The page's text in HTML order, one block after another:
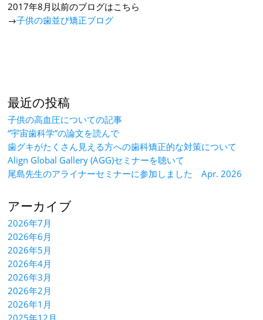
2017年8月以前のブログはこちら
→子供の歯並び矯正ブログ
最近の投稿
子供の高血圧についての記事
“宇宙歯科学”の論文を読んで
歯グキがたくさん見える方への歯科矯正的な対策について
Align Global Gallery (AGG)セミナーを聴いて
尾島先生のアライナーセミナーに参加しました Apr. 2026
アーカイブ
2026年7月
2026年6月
2026年5月
2026年4月
2026年3月
2026年2月
2026年1月